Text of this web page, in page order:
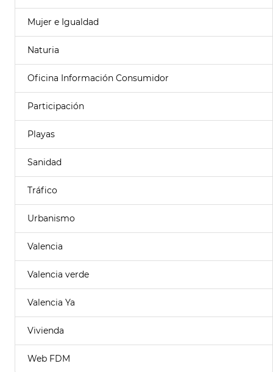
Mujer e Igualdad
Naturia
Oficina Información Consumidor
Participación
Playas
Sanidad
Tráfico
Urbanismo
Valencia
Valencia verde
Valencia Ya
Vivienda
Web FDM